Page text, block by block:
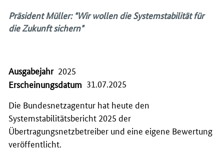
Präsident Müller: "Wir wollen die Systemstabilität für
die Zukunft sichern"
Ausgabejahr 2025
Erscheinungsdatum 31.07.2025
Die Bundesnetzagentur hat heute den
Systemstabilitätsbericht 2025 der
Übertragungsnetzbetreiber und eine eigene Bewertung
veröffentlicht.